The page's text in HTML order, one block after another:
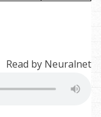
Read by Neuralnet